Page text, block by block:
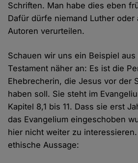
Schriften. Man habe dies eben
Dafür dürfe niemand Luther oder
Autoren verurteilen.
Schauen wir uns ein Beispiel aus
Testament näher an: Es ist die
Ehebrecherin, die Jesus vor der
haben soll. Sie steht im
Kapitel 8,1 bis 11. Dass sie erst
das Evangelium eingeschoben
hier nicht weiter zu
ethische Aussage: